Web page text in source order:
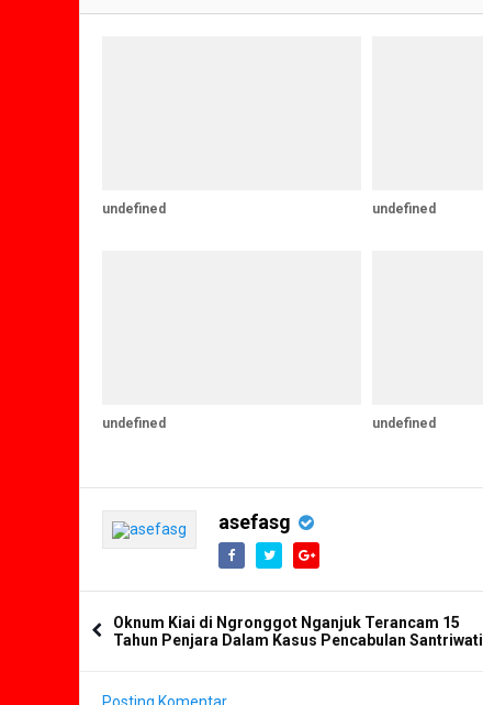
undefined undefined
undefined undefined
asefasg
Oknum Kiai di Ngronggot Nganjuk Terancam 15
Tahun Penjara Dalam Kasus Pencabulan Santriwati